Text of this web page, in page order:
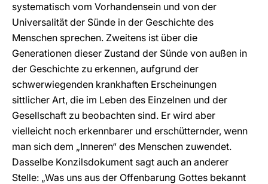
systematisch vom Vorhandensein und von der
Universalität der Sünde in der Geschichte des
Menschen sprechen. Zweitens ist über die
Generationen dieser Zustand der Sünde von außen in
der Geschichte zu erkennen, aufgrund der
schwerwiegenden krankhaften Erscheinungen
sittlicher Art, die im Leben des Einzelnen und der
Gesellschaft zu beobachten sind. Er wird aber
vielleicht noch erkennbarer und erschütternder, wenn
man sich dem „Inneren“ des Menschen zuwendet.
Dasselbe Konzilsdokument sagt auch an anderer
Stelle: „Was uns aus der Offenbarung Gottes bekannt